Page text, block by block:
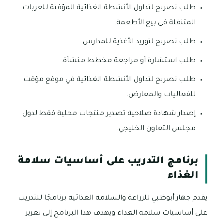
طلب تصريح لتداول الأنشطة الغذائية المؤقتة للعربات
المتنقلة في بيع الأطعمة.
طلب تصريح لتوريد الأغذية للمدارس.
طلب استشارة أو مراجعة مخطط منشأة.
طلب تصريح لتداول الأنشطة الغذائية في موقع مؤقت
للفعاليات والمعارض.
إصدار شهادة صلاحية تصدير منتجات محلية فقط لدول
مجلس التعاون الخليجي.
برنامج التدريب على أساسيات سلامة
الغذاء
يقدم جهاز أبوظبي للزراعة والسلامة الغذائية برنامجًا للتدريب
على أساسيات سلامة الغذاء ويهدف هذا البرنامج إلى تعزيز